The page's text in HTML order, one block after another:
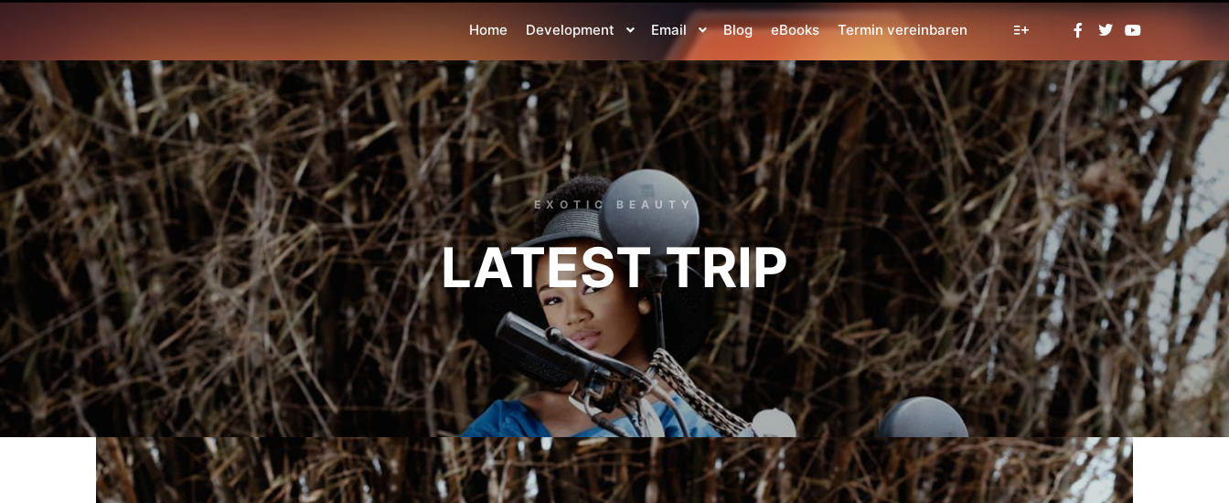
Home Development Email Blog eBooks Termin vereinbaren
EXOTIC BEAUTY
LATEST TRIP